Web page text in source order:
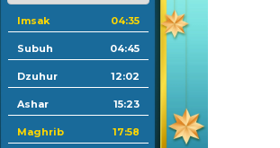
Imsak 04:35
Subuh 04:45
Dzuhur 12:02
Ashar 15:23
Maghrib 17:58